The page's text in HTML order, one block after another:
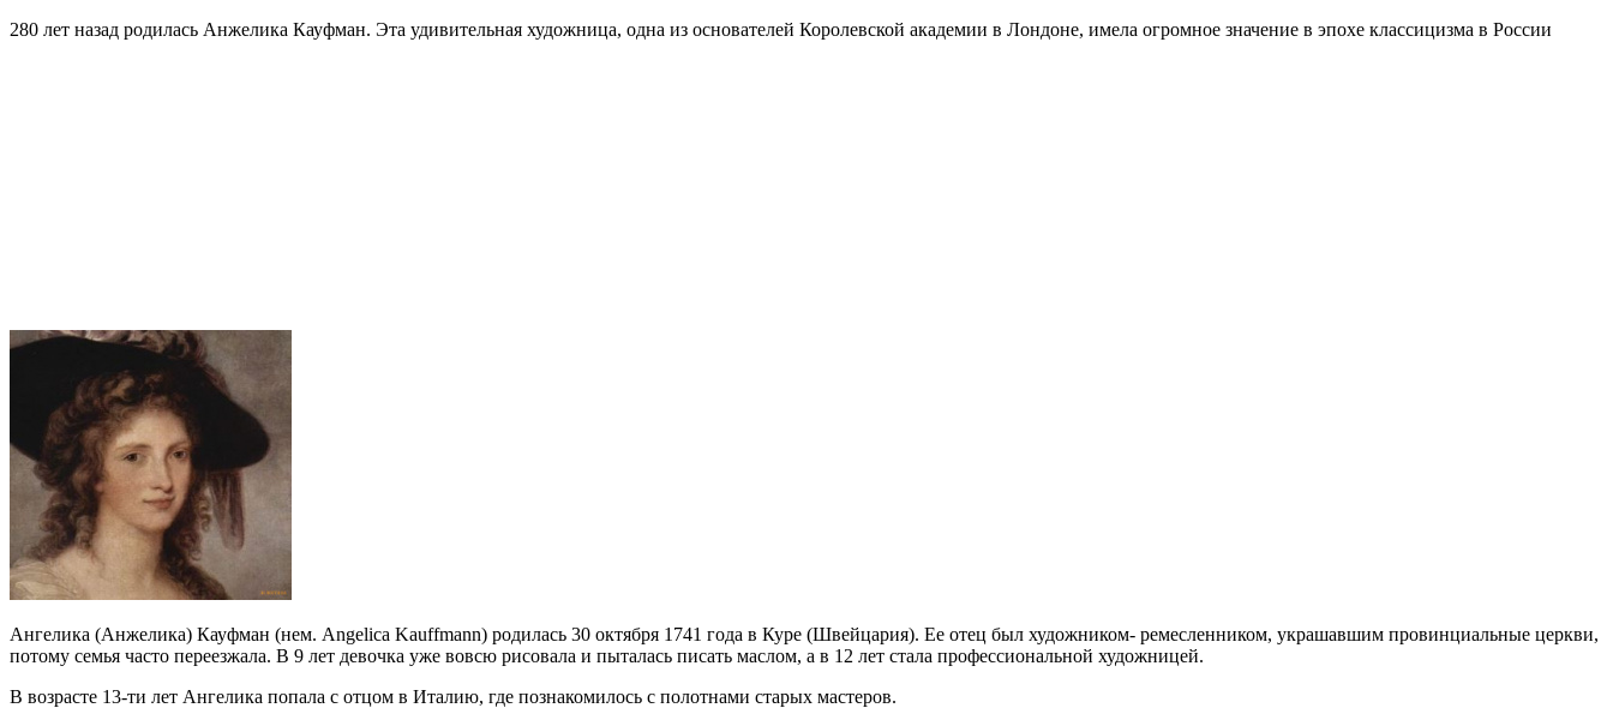
280 лет назад родилась Анжелика Кауфман. Эта удивительная художница, одна из основателей Королевской академии в Лондоне, имела огромное значение в эпохе классицизма в России
Ангелика (Анжелика) Кауфман (нем. Angelica Kauffmann) родилась 30 октября 1741 года в Куре (Швейцария). Ее отец был художником- ремесленником, украшавшим провинциальные церкви,
потому семья часто переезжала. В 9 лет девочка уже вовсю рисовала и пыталась писать маслом, а в 12 лет стала профессиональной художницей.
В возрасте 13-ти лет Ангелика попала с отцом в Италию, где познакомилось с полотнами старых мастеров.